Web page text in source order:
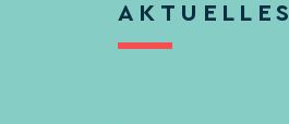
AKTUELLES